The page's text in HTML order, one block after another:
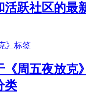
活跃社区的最
》标签
《周五夜放克
类